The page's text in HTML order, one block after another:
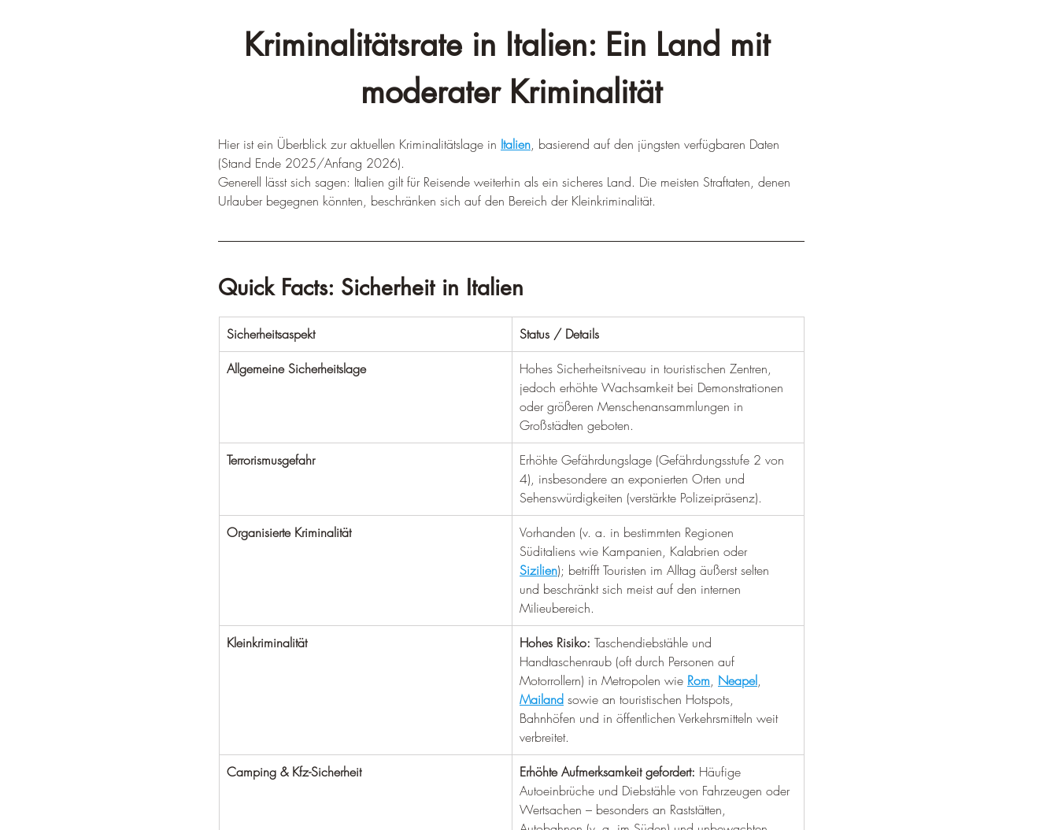
Kriminalitätsrate in Italien: Ein Land mit
moderater Kriminalität
Hier ist ein Überblick zur aktuellen Kriminalitätslage in Italien, basierend auf den jüngsten verfügbaren Daten
(Stand Ende 2025/Anfang 2026).
Generell lässt sich sagen: Italien gilt für Reisende weiterhin als ein sicheres Land. Die meisten Straftaten, denen
Urlauber begegnen könnten, beschränken sich auf den Bereich der Kleinkriminalität.
Quick Facts: Sicherheit in Italien
Sicherheitsaspekt
Status / Details
Allgemeine Sicherheitslage
Hohes Sicherheitsniveau in touristischen Zentren,
jedoch erhöhte Wachsamkeit bei Demonstrationen
oder größeren Menschenansammlungen in
Großstädten geboten.
Terrorismusgefahr
Erhöhte Gefährdungslage (Gefährdungsstufe 2 von
4), insbesondere an exponierten Orten und
Sehenswürdigkeiten (verstärkte Polizeipräsenz).
Organisierte Kriminalität
Vorhanden (v. a. in bestimmten Regionen
Süditaliens wie Kampanien, Kalabrien oder
Sizilien); betrifft Touristen im Alltag äußerst selten
und beschränkt sich meist auf den internen
Milieubereich.
Kleinkriminalität
Hohes Risiko: Taschendiebstähle und
Handtaschenraub (oft durch Personen auf
Motorrollern) in Metropolen wie Rom, Neapel,
Mailand sowie an touristischen Hotspots,
Bahnhöfen und in öffentlichen Verkehrsmitteln weit
verbreitet.
Camping & Kfz-Sicherheit
Erhöhte Aufmerksamkeit gefordert: Häufige
Autoeinbrüche und Diebstähle von Fahrzeugen oder
Wertsachen – besonders an Raststätten,